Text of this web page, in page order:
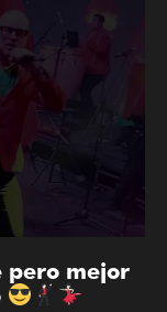
pero mejor